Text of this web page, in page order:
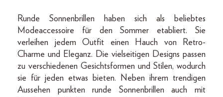
Runde Sonnenbrillen haben sich als beliebtes
Modeaccessoire für den Sommer etabliert. Sie
verleihen jedem Outfit einen Hauch von Retro-
Charme und Eleganz. Die vielseitigen Designs passen
zu verschiedenen Gesichtsformen und Stilen, wodurch
sie für jeden etwas bieten. Neben ihrem trendigen
Aussehen punkten runde Sonnenbrillen auch mit